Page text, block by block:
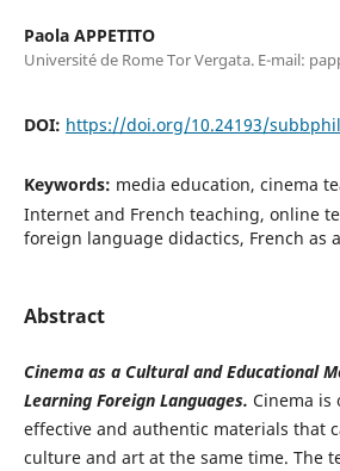
Paola APPETITO
Université de Rome Tor Vergata. E-mail:
DOI: https://doi.org/10.24193/
Keywords: media education, cinema
Internet and French teaching, online
foreign language didactics, French as
Abstract
Cinema as a Cultural and Educational
Learning Foreign Languages. Cinema is
effective and authentic materials that
culture and art at the same time. The